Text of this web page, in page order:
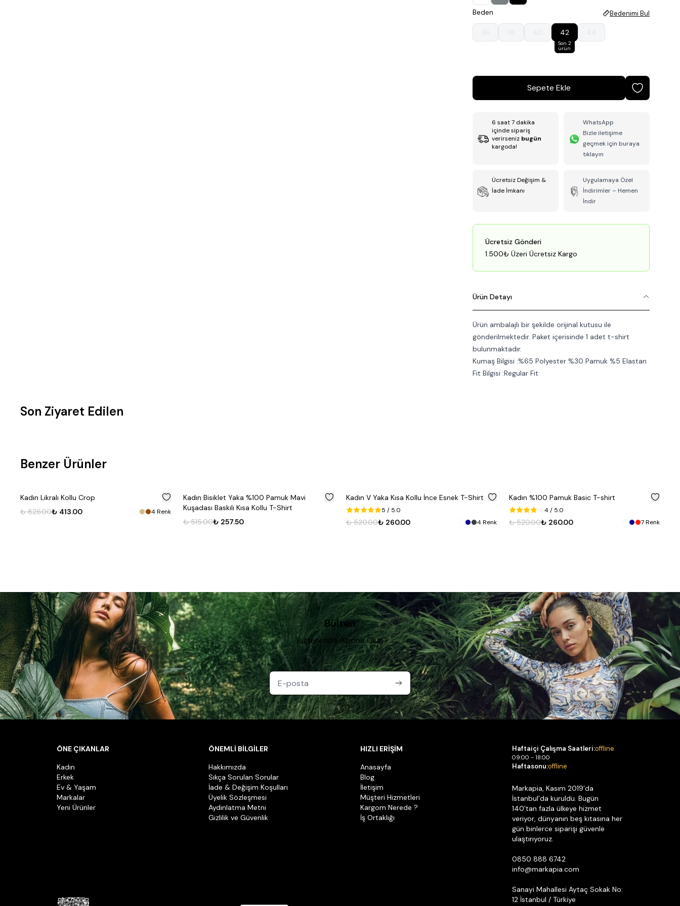
Beden Bedenimi Bul
42
Son 2
ürün
Sepete Ekle
6 saat 7dakika
içinde sipariş
verirseniz bugün
kargoda!
WhatsApp
Bizle iletişime
geçmek için buraya
tıklayın
Ücretsiz Değişim &
İade İmkanı
Uygulamaya Özel
İndirimler – Hemen
İndir
Ücretsiz Gönderi
1.500₺ Üzeri Ücretsiz Kargo
Ürün Detayı
Ürün ambalajlı bir şekilde orijinal kutusu ile
gönderilmektedir. Paket içerisinde 1 adet t-shirt
bulunmaktadır.
Kumaş Bilgisi :%65 Polyester %30 Pamuk %5 Elastan
Fit Bilgisi :Regular Fit
Son Ziyaret Edilen
Benzer Ürünler
50
Kadın Likralı Kollu Crop
₺ 826.00₺ 413.00 4Renk
50
Kadın Bisiklet Yaka %100 Pamuk Mavi
Kuşadası Baskılı Kısa Kollu T-Shirt
₺ 515.00₺ 257.50
% 50
Kadın V Yaka Kısa Kollu İnce Esnek T-Shirt
5 / 5.0
₺ 520.00₺ 260.00 4Renk
50
Kadın %100 Pamuk Basic T-shirt
4/ 5.0
₺ 520.00₺ 260.00 7Renk
Bülten
Bültenimize Abone Olun
ÖNE ÇIKANLAR
Kadın
Erkek
Ev & Yaşam
Markalar
Yeni Ürünler
ÖNEMLİ BİLGİLER
Hakkımızda
Sıkça Sorulan Sorular
İade & Değişim Koşulları
Üyelik Sözleşmesi
Aydınlatma Metni
Gizlilik ve Güvenlik
HIZLI ERİŞİM
Anasayfa
Blog
İletişim
Müşteri Hizmetleri
Kargom Nerede ?
İş Ortaklığı
Haftaiçi Çalışma Saatleri:offline
09:00 - 18:00
Haftasonu:offline
Markapia, Kasım 2019’da
İstanbul’da kuruldu. Bugün
140’tan fazla ülkeye hizmet
veriyor, dünyanın beş kıtasına her
gün binlerce siparişi güvenle
ulaştırıyoruz.
0850 888 6742
info@markapia.com
Sanayi Mahallesi Aytaç Sokak No:
12 İstanbul / Türkiye